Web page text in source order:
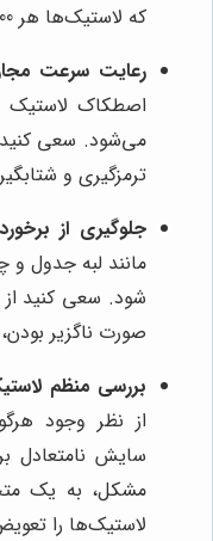
که لاستیک‌ها هر 8000 تا 10000 کیلومتر چرخانده شوند.
رعایت سرعت
اصطکاک
می‌شود. سعی کنید
ترمزگیری و
جلوگیری از
مانند لبه جدول
شود. سعی کنید از
صورت ناگزیر
بررسی منظم
از نظر وجود
سایش نامتعادل
مشکل، به یک
لاستیک‌ها را